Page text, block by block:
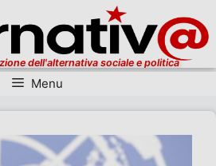
dell'alternativa sociale e politica
Menu